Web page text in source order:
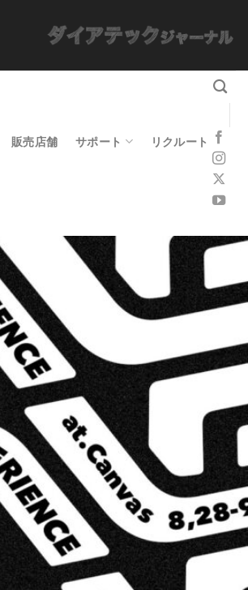
販売店舗 サポート リクルート